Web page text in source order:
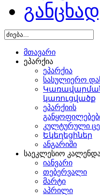
მთავარი
ეპარქია
ეპარქია
სასულიერო
կառուցվածք
ეპარქიის
კულტურული
Եկեղեցիներ
ანგარიში
საეკლესიო
იანვარი
თებერვალი
მარტი
აპრილი